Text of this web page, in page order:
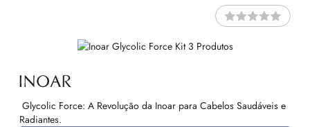
Glycolic Force: A Revolução da Inoar para Cabelos Saudáveis e
Radiantes.